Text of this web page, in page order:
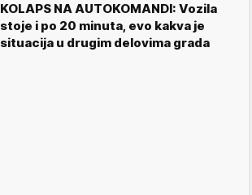
KOLAPS NA AUTOKOMANDI: Vozila
stoje i po 20 minuta, evo kakva je
situacija u drugim delovima grada